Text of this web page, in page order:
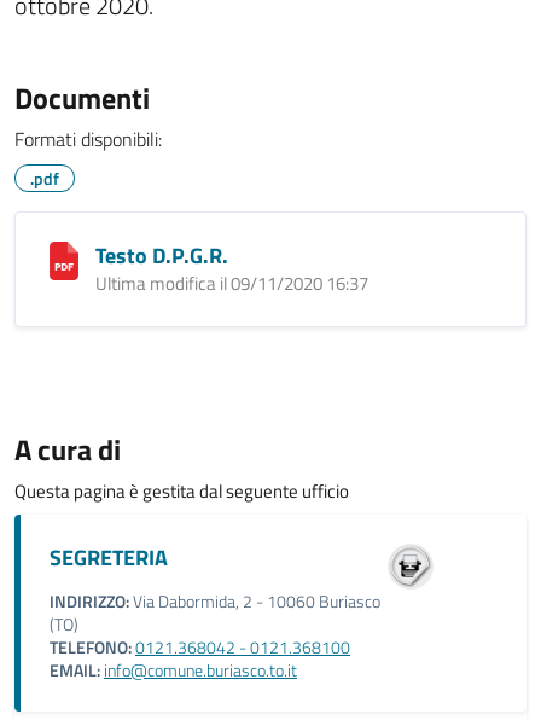
Documenti
Formati disponibili:
.pdf
Testo D.P.G.R.
Ultima modifica il 09/11/2020 16:37
A cura di
Questa pagina è gestita dal seguente ufficio
SEGRETERIA
INDIRIZZO:Via Dabormida, 2 - 10060 Buriasco
(TO)
TELEFONO:0121.368042 - 0121.368100
EMAIL:info@comune.buriasco.to.it